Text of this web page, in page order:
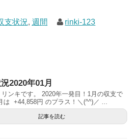
支状況, 週間 rinki-123
2020年01月
リンキです。 2020年一発目！1月の収支で
は +44,858円 のプラス！＼(^^)／ ...
記事を読む